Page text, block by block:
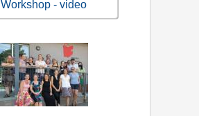
Workshop - video